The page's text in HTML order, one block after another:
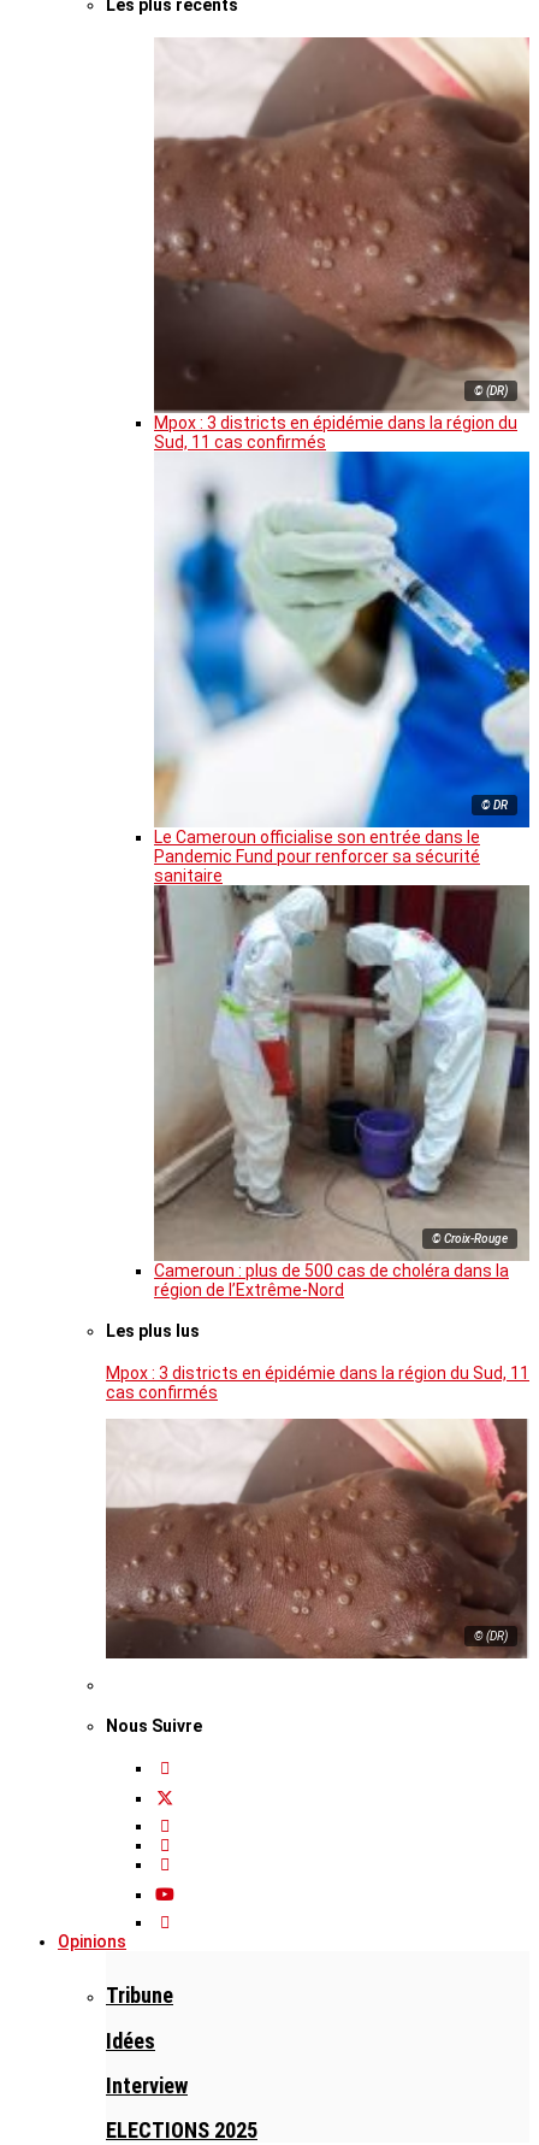
Les plus récents
© (DR)
Mpox : 3 districts en épidémie dans la région du
Sud, 11 cas confirmés
© DR
Le Cameroun officialise son entrée dans le
Pandemic Fund pour renforcer sa sécurité
sanitaire
© Croix-Rouge
Cameroun : plus de 500 cas de choléra dans la
région de l’Extrême-Nord
Les plus lus
Mpox : 3 districts en épidémie dans la région du Sud, 11
cas confirmés
© (DR)
Nous Suivre
Opinions
Tribune
Idées
Interview
ELECTIONS 2025